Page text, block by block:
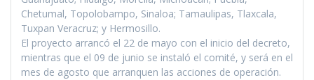
Chetumal, Topolobampo, Sinaloa; Tamaulipas, Tlaxcala,
Tuxpan Veracruz; y Hermosillo.
El proyecto arrancó el 22 de mayo con el inicio del decreto,
mientras que el 09 de junio se instaló el comité, y será en el
mes de agosto que arranquen las acciones de operación.